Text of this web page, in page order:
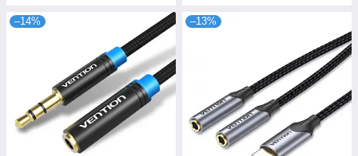
–14% –13%